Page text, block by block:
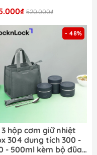
520.000₫
- 48%
3 hộp cơm giữ nhiệt
304 dung tích 300 -
- 500ml kèm bộ đũa